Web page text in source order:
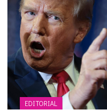
EDITORIAL